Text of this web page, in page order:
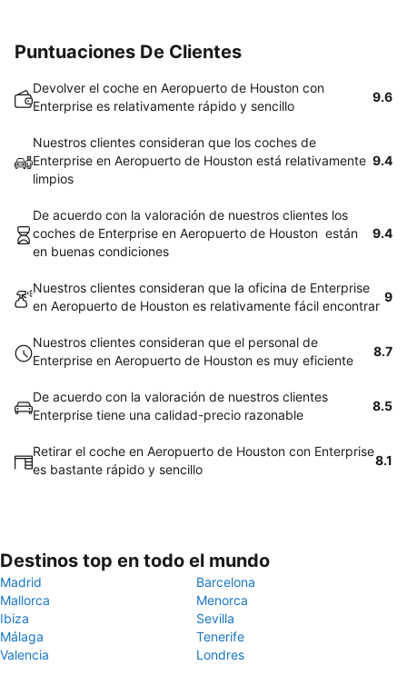
Puntuaciones De Clientes
Devolver el coche en Aeropuerto de Houston con
Enterprise es relativamente rápido y sencillo
9.6
Nuestros clientes consideran que los coches de
Enterprise en Aeropuerto de Houston está relativamente
limpios
9.4
De acuerdo con la valoración de nuestros clientes los
coches de Enterprise en Aeropuerto de Houston están
en buenas condiciones
9.4
Nuestros clientes consideran que la oficina de Enterprise
en Aeropuerto de Houston es relativamente fácil encontrar
9
Nuestros clientes consideran que el personal de
Enterprise en Aeropuerto de Houston es muy eficiente
8.7
De acuerdo con la valoración de nuestros clientes
Enterprise tiene una calidad-precio razonable
8.5
Retirar el coche en Aeropuerto de Houston con Enterprise
es bastante rápido y sencillo
8.1
Destinos top en todo el mundo
Madrid
Barcelona
Mallorca
Menorca
Ibiza
Sevilla
Málaga
Tenerife
Valencia
Londres